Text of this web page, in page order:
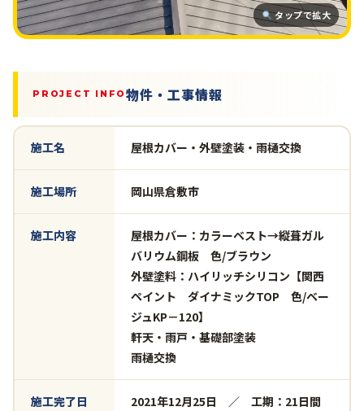
タップで拡大
PROJECT INFO物件・工事情報
施工名 屋根カバー・外壁塗装・雨樋交換
施工場所 岡山県倉敷市
施工内容
屋根カバー：カラーベスト→縦葺ガル
バリウム鋼板 色/ブラウン
外壁塗料：ハイリッチシリコン【関西
ペイント ダイナミックTOP 色/ベー
ジュKP－120】
軒天・雨戸・基礎部塗装
雨樋交換
施工完了日 2021年12月25日 ／ 工期：21日間